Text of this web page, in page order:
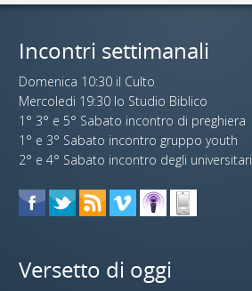
Incontri settimanali
Domenica 10:30 il Culto
Mercoledi 19:30 lo Studio Biblico
1° 3° e 5° Sabato incontro di preghiera
1° e 3° Sabato incontro gruppo youth
2° e 4° Sabato incontro degli universitari
Versetto di oggi